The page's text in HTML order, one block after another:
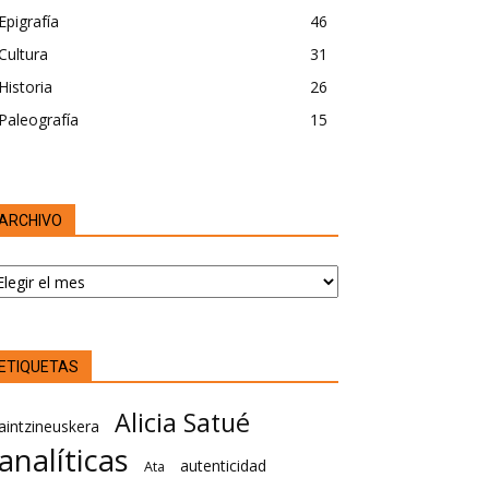
46
31
26
15
Alicia Satué
Ata autenticidad